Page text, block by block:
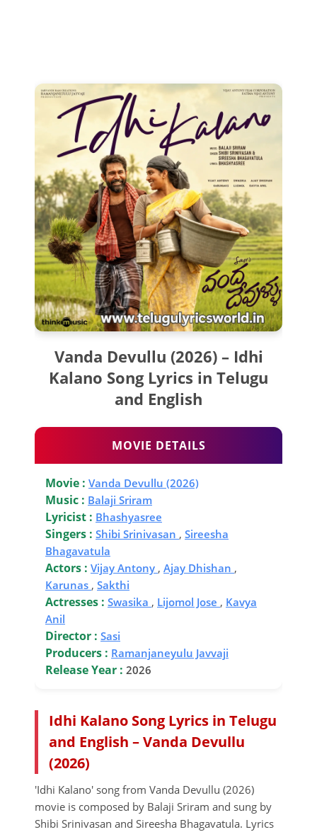
Vanda Devullu (2026) – Idhi
Kalano Song Lyrics in Telugu
and English
MOVIE DETAILS
Movie : Vanda Devullu (2026)
Music : Balaji Sriram
Lyricist : Bhashyasree
Singers : Shibi Srinivasan , Sireesha
Bhagavatula
Actors : Vijay Antony , Ajay Dhishan ,
Karunas , Sakthi
Actresses : Swasika , Lijomol Jose , Kavya
Anil
Director : Sasi
Producers : Ramanjaneyulu Javvaji
Release Year : 2026
Idhi Kalano Song Lyrics in Telugu
and English – Vanda Devullu
(2026)
'Idhi Kalano' song from Vanda Devullu (2026)
movie is composed by Balaji Sriram and sung by
Shibi Srinivasan and Sireesha Bhagavatula. Lyrics